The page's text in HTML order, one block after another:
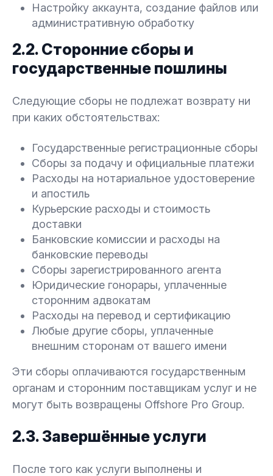
Настройку аккаунта, создание файлов или
административную обработку
2.2. Сторонние сборы и
государственные пошлины
Следующие сборы не подлежат возврату ни
при каких обстоятельствах:
Государственные регистрационные сборы
Сборы за подачу и официальные платежи
Расходы на нотариальное удостоверение
и апостиль
Курьерские расходы и стоимость
доставки
Банковские комиссии и расходы на
банковские переводы
Сборы зарегистрированного агента
Юридические гонорары, уплаченные
сторонним адвокатам
Расходы на перевод и сертификацию
Любые другие сборы, уплаченные
внешним сторонам от вашего имени
Эти сборы оплачиваются государственным
органам и сторонним поставщикам услуг и не
могут быть возвращены Offshore Pro Group.
2.3. Завершённые услуги
После того как услуги выполнены и